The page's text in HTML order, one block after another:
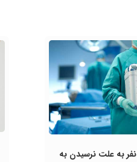
فوت روزانه 10 نفر به علت نرسیدن به